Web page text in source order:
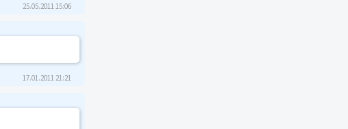
25.05.2011 15:06
17.01.2011 21:21